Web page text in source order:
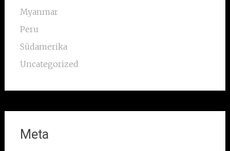
Myanmar
Peru
Südamerika
Uncategorized
Meta